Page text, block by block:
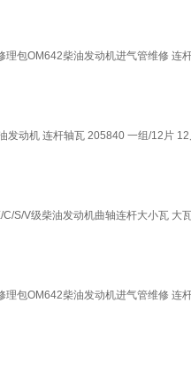
包OM642柴油发动机进气管维修 连
发动机 连杆轴瓦 205840 一组/12片
S/V级柴油发动机曲轴连杆大小瓦 大瓦
包OM642柴油发动机进气管维修 连